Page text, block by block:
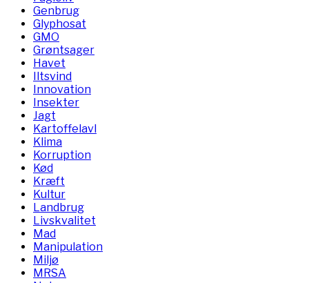
Genbrug
Glyphosat
GMO
Grøntsager
Havet
Iltsvind
Innovation
Insekter
Jagt
Kartoffelavl
Klima
Korruption
Kød
Kræft
Kultur
Landbrug
Livskvalitet
Mad
Manipulation
Miljø
MRSA